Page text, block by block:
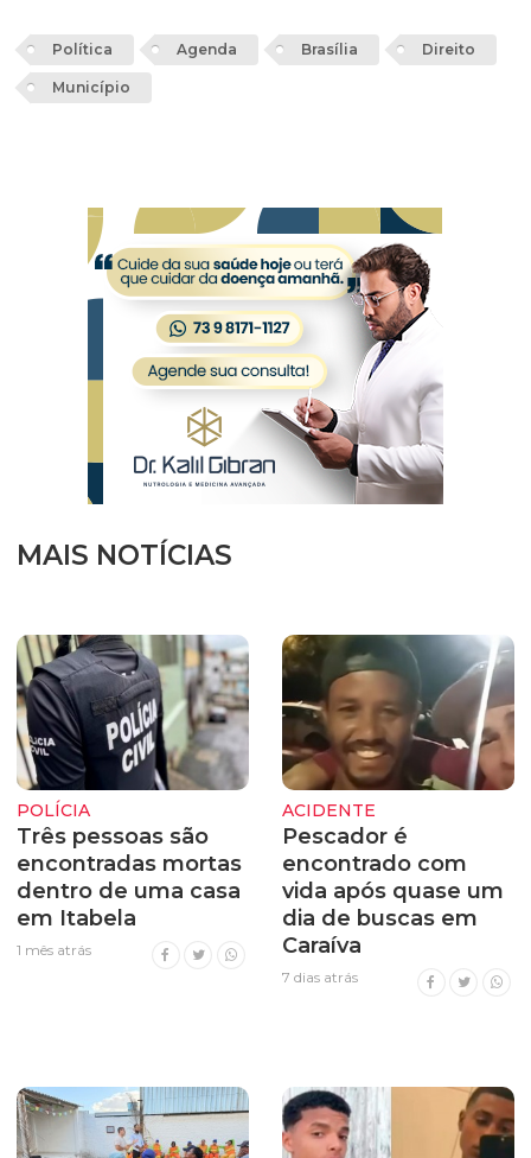
Política Agenda Brasília Direito
Município
MAIS NOTÍCIAS
POLÍCIA
Três pessoas são
encontradas mortas
dentro de uma casa
em Itabela
1 mês atrás
ACIDENTE
Pescador é
encontrado com
vida após quase um
dia de buscas em
Caraíva
7 dias atrás